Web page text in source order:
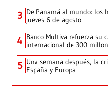
3 De Panamá al mundo: los
jueves 6 de agosto
4 Banco Multiva refuerza su
internacional de 300
5 Una semana después, la
España y Europa